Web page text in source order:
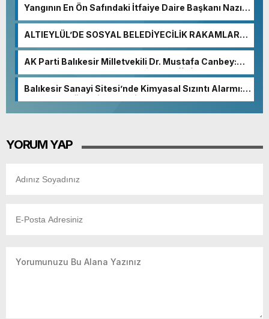
Yangının En Ön Safındaki İtfaiye Daire Başkanı Nazım
ALTIEYLÜL’DE SOSYAL BELEDİYECİLİK RAKAMLARA
AK Parti Balıkesir Milletvekili Dr. Mustafa Canbey:
“Medyanın varlığı, demokratik ve şeffaf toplumun
Balıkesir Sanayi Sitesi’nde Kimyasal Sızıntı Alarmı:
52. Sokak Güvenlik Nedeniyle Boşaltıldı
YORUM YAP